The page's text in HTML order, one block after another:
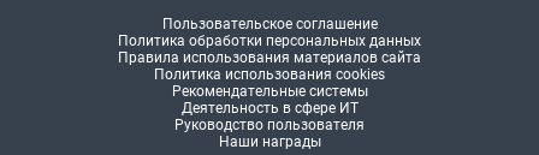
Пользовательское соглашение
Политика обработки персональных данных
Правила использования материалов сайта
Политика использования cookies
Рекомендательные системы
Деятельность в сфере ИТ
Руководство пользователя
Наши награды